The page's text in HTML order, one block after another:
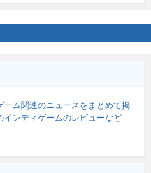
ーム関連のニュースをまとめて掲
インディゲームのレビューなど